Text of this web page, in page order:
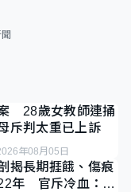
28歲女教師連捅
斥判太重已上訴
年08月05日
揭長期捱餓、傷痕
年 官斥冷血：同